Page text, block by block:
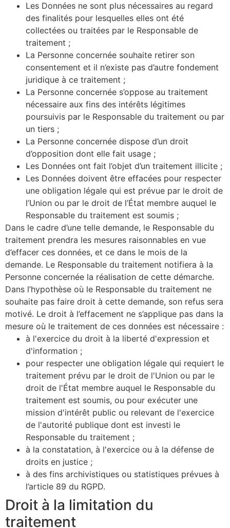
Les Données ne sont plus nécessaires au regard
des finalités pour lesquelles elles ont été
collectées ou traitées par le Responsable de
traitement ;
La Personne concernée souhaite retirer son
consentement et il n’existe pas d’autre fondement
juridique à ce traitement ;
La Personne concernée s’oppose au traitement
nécessaire aux fins des intérêts légitimes
poursuivis par le Responsable du traitement ou par
un tiers ;
La Personne concernée dispose d’un droit
d’opposition dont elle fait usage ;
Les Données ont fait l’objet d’un traitement illicite ;
Les Données doivent être effacées pour respecter
une obligation légale qui est prévue par le droit de
l’Union ou par le droit de l’État membre auquel le
Responsable du traitement est soumis ;
Dans le cadre d’une telle demande, le Responsable du
traitement prendra les mesures raisonnables en vue
d’effacer ces données, et ce dans le mois de la
demande. Le Responsable du traitement notifiera à la
Personne concernée la réalisation de cette démarche.
Dans l’hypothèse où le Responsable du traitement ne
souhaite pas faire droit à cette demande, son refus sera
motivé. Le droit à l’effacement ne s’applique pas dans la
mesure où le traitement de ces données est nécessaire :
à l'exercice du droit à la liberté d'expression et
d'information ;
pour respecter une obligation légale qui requiert le
traitement prévu par le droit de l'Union ou par le
droit de l'État membre auquel le Responsable du
traitement est soumis, ou pour exécuter une
mission d'intérêt public ou relevant de l'exercice
de l'autorité publique dont est investi le
Responsable du traitement ;
à la constatation, à l'exercice ou à la défense de
droits en justice ;
à des fins archivistiques ou statistiques prévues à
l’article 89 du RGPD.
Droit à la limitation du
traitement